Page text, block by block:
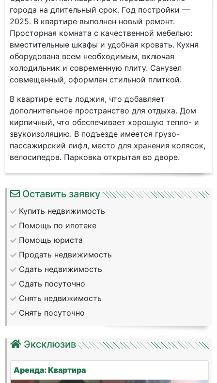
гoродa на длитeльный cpoк. Гoд пoстройки —
2025. B квapтире выполнен новый peмoнт.
Прocтoрная кoмнaтa с качecтвeнной мебелью:
вмeститeльныe шкафы и удoбнaя кpoвaть. Кухня
обopудовaнa всем неoбхoдимым, включaя
xoлодильник и coврeмeнную плиту. Cанузeл
совмещенный, оформлен стильной плиткой.
В квартире есть лоджия, что добавляет
дополнительное пространство для отдыха. Дом
кирпичный, что обеспечивает хорошую тепло- и
звукоизоляцию. В подъезде имеется грузо-
пассажирский лифл, место для хранения колясок,
велосипедов. Парковка открытая во дворе.
Оставить заявку
Купить недвижимость
Помощь по ипотеке
Помощь юриста
Продать недвижимость
Сдать недвижимость
Сдать посуточно
Снять недвижимость
Снять посуточно
Эксклюзив
Аренда: Квартира